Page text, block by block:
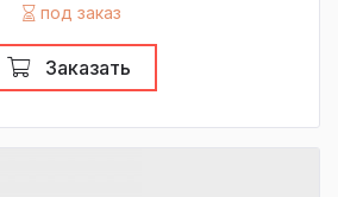
под заказ
Заказать